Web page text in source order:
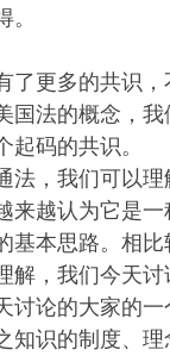
了更多的共识
国法的概念，
码的共识。
法，我们可以
来越认为它是
基本思路。相
解，我们今天
讨论的大家的
知识的制度、